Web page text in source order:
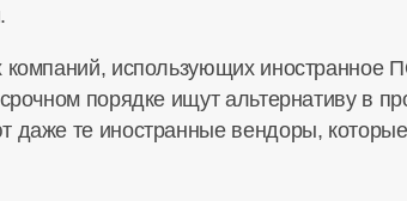
компаний, использующих иностранное
порядке ищут альтернативу в
даже те иностранные вендоры,